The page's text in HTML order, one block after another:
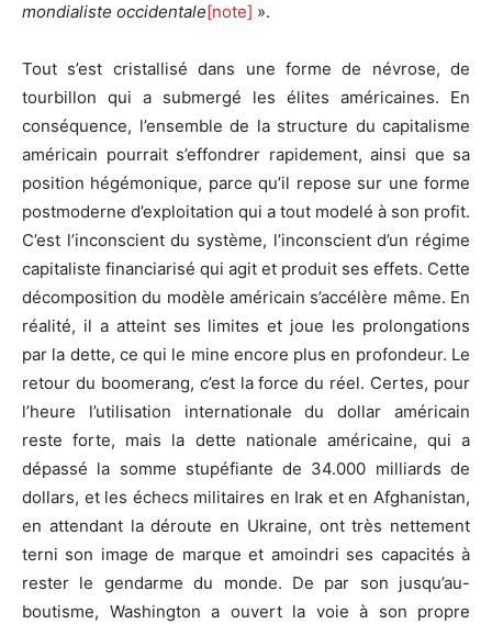
mondialiste occidentale[note] ».
Tout s’est cristallisé dans une forme de névrose, de
tourbillon qui a submergé les élites américaines. En
conséquence, l’ensemble de la structure du capitalisme
américain pourrait s’effondrer rapidement, ainsi que sa
position hégémonique, parce qu’il repose sur une forme
postmoderne d’exploitation qui a tout modelé à son profit.
C’est l’inconscient du système, l’inconscient d’un régime
capitaliste financiarisé qui agit et produit ses effets. Cette
décomposition du modèle américain s’accélère même. En
réalité, il a atteint ses limites et joue les prolongations
par la dette, ce qui le mine encore plus en profondeur. Le
retour du boomerang, c’est la force du réel. Certes, pour
l’heure l’utilisation internationale du dollar américain
reste forte, mais la dette nationale américaine, qui a
dépassé la somme stupéfiante de 34.000 milliards de
dollars, et les échecs militaires en Irak et en Afghanistan,
en attendant la déroute en Ukraine, ont très nettement
terni son image de marque et amoindri ses capacités à
rester le gendarme du monde. De par son jusqu’au-
boutisme, Washington a ouvert la voie à son propre